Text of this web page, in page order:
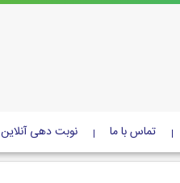
تماس با ما نوبت دهی آنلاین